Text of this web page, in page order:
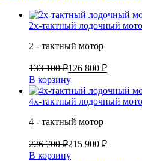
2х-тактный лодочный
2 - тактный мотор
133 100 ₽126 800 ₽
В корзину
4х-тактный лодочный
4 - тактный мотор
226 700 ₽215 900 ₽
В корзину